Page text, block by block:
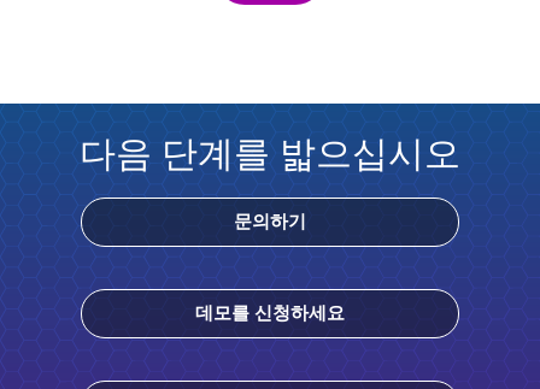
다음 단계를 밟으십시오
문의하기
데모를 신청하세요